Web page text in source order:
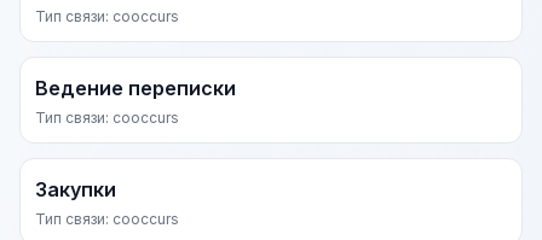
Тип связи: cooccurs
Ведение переписки
Тип связи: cooccurs
Закупки
Тип связи: cooccurs